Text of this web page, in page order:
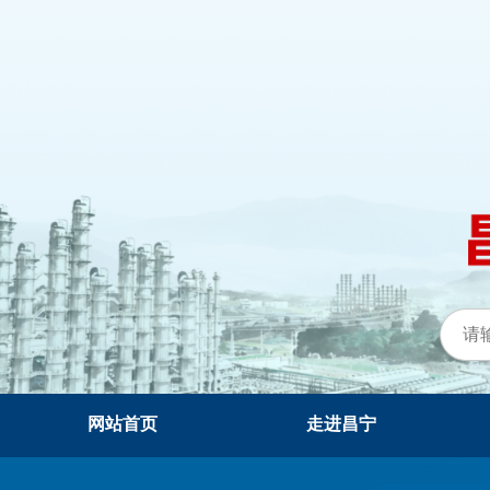
网站首页 走进昌宁